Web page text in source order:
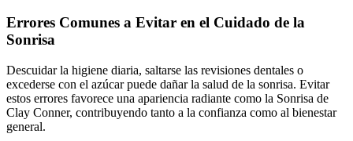
Errores Comunes a Evitar en el Cuidado de la
Sonrisa
Descuidar la higiene diaria, saltarse las revisiones dentales o
excederse con el azúcar puede dañar la salud de la sonrisa. Evitar
estos errores favorece una apariencia radiante como la Sonrisa de
Clay Conner, contribuyendo tanto a la confianza como al bienestar
general.